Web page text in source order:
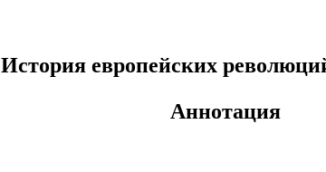
История европейских
Аннотация